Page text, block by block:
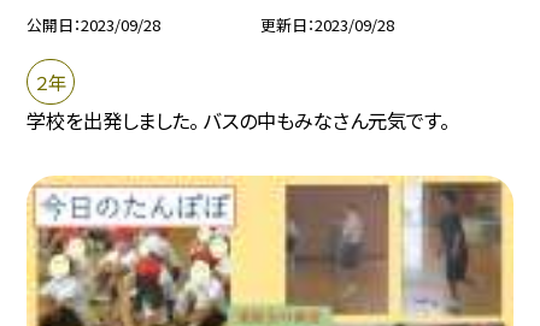
公開日 2023/09/28 更新日 2023/09/28
２年
学校を出発しました。 バスの中もみなさん元気です。